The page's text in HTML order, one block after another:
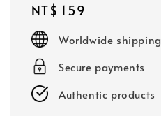
Regular
price
NT$ 159
Worldwide shipping
Secure payments
Authentic products